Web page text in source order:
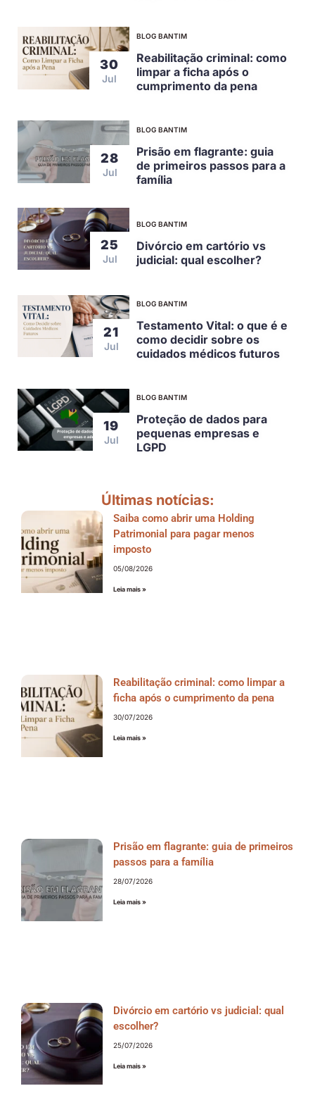
30
Jul
BLOG BANTIM
Reabilitação criminal: como
limpar a ficha após o
cumprimento da pena
28
Jul
BLOG BANTIM
Prisão em flagrante: guia
de primeiros passos para a
família
25
Jul
BLOG BANTIM
Divórcio em cartório vs
judicial: qual escolher?
21
Jul
BLOG BANTIM
Testamento Vital: o que é e
como decidir sobre os
cuidados médicos futuros
19
Jul
BLOG BANTIM
Proteção de dados para
pequenas empresas e
LGPD
Últimas notícias:
Saiba como abrir uma Holding
Patrimonial para pagar menos
imposto
05/08/2026
Leia mais »
Reabilitação criminal: como limpar a
ficha após o cumprimento da pena
30/07/2026
Leia mais »
Prisão em flagrante: guia de primeiros
passos para a família
28/07/2026
Leia mais »
Divórcio em cartório vs judicial: qual
escolher?
25/07/2026
Leia mais »